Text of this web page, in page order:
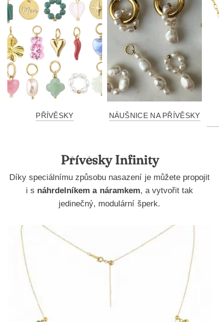
PŘÍVĚSKY NÁUŠNICE NA PŘÍVĚSKY
Přívěsky Infinity
Díky speciálnímu způsobu nasazení je můžete propojit
i s náhrdelníkem a náramkem, a vytvořit tak
jedinečný, modulární šperk.